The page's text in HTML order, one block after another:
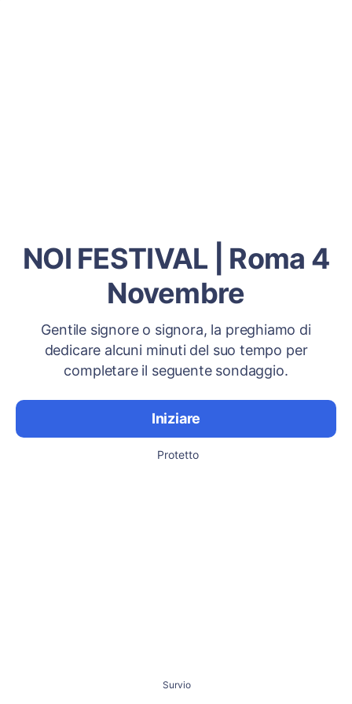
NOI FESTIVAL | Roma 4
Novembre
Gentile signore o signora, la preghiamo di
dedicare alcuni minuti del suo tempo per
completare il seguente sondaggio.
Iniziare
Protetto
Survio